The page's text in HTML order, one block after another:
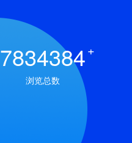
7834384+
浏览总数